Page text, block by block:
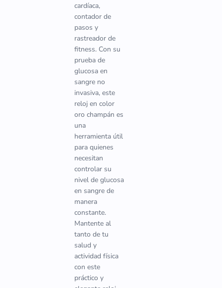
cardíaca,
contador de
pasos y
rastreador de
fitness. Con su
prueba de
glucosa en
sangre no
invasiva, este
reloj en color
oro champán es
una
herramienta útil
para quienes
necesitan
controlar su
nivel de glucosa
en sangre de
manera
constante.
Mantente al
tanto de tu
salud y
actividad física
con este
práctico y